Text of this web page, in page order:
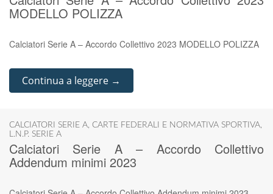
MODELLO POLIZZA
Calciatori Serie A – Accordo Collettivo 2023 MODELLO POLIZZA
Continua a leggere →
CALCIATORI SERIE A, CARTE FEDERALI E NORMATIVA SPORTIVA,
L.N.P. SERIE A
Calciatori Serie A – Accordo Collettivo
Addendum minimi 2023